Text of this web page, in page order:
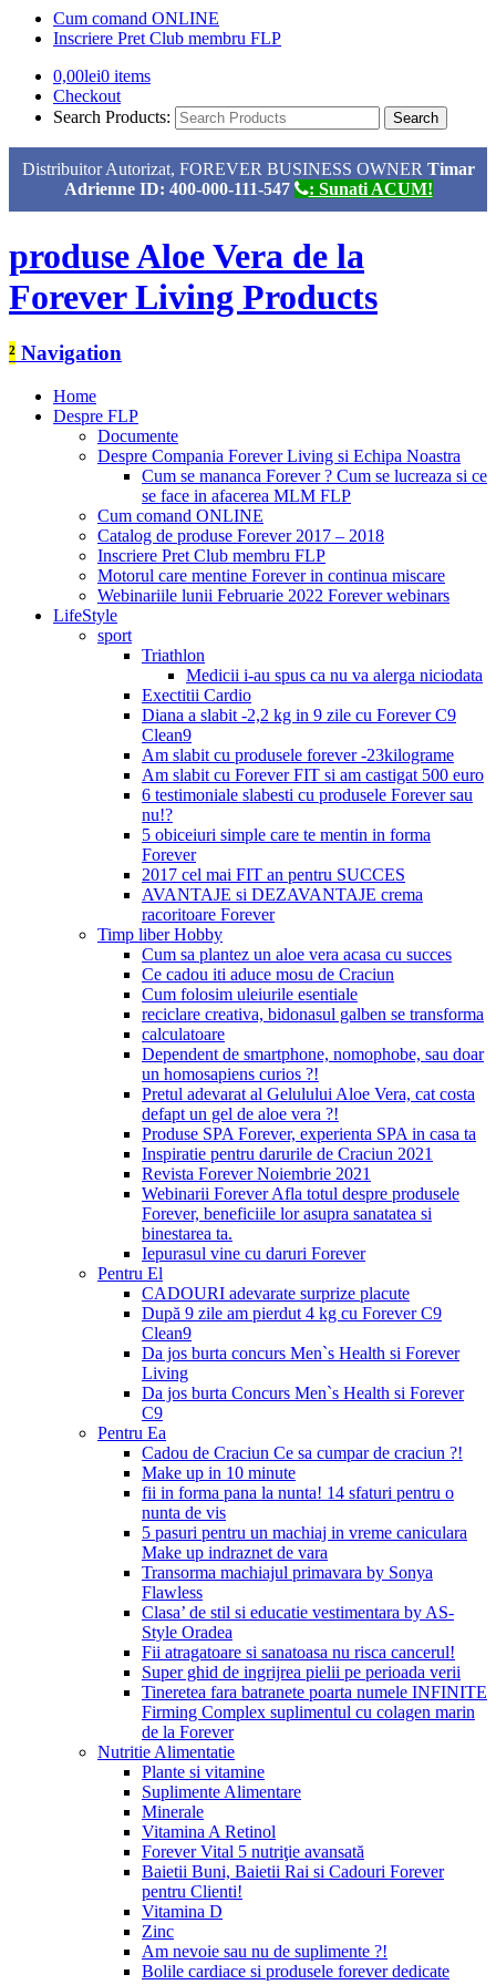
Cum comand ONLINE
Inscriere Pret Club membru FLP
0,00lei0 items
Checkout
Search Products:
Distribuitor Autorizat, FOREVER BUSINESS OWNER Timar
Adrienne ID: 400-000-111-547
: Sunati ACUM!
produse Aloe Vera de la
Forever Living Products
² Navigation
Home
Despre FLP
Documente
Despre Compania Forever Living si Echipa Noastra
Cum se mananca Forever ? Cum se lucreaza si ce
se face in afacerea MLM FLP
Cum comand ONLINE
Catalog de produse Forever 2017 – 2018
Inscriere Pret Club membru FLP
Motorul care mentine Forever in continua miscare
Webinariile lunii Februarie 2022 Forever webinars
LifeStyle
sport
Triathlon
Medicii i-au spus ca nu va alerga niciodata
Exectitii Cardio
Diana a slabit -2,2 kg in 9 zile cu Forever C9
Clean9
Am slabit cu produsele forever -23kilograme
Am slabit cu Forever FIT si am castigat 500 euro
6 testimoniale slabesti cu produsele Forever sau
nu!?
5 obiceiuri simple care te mentin in forma
Forever
2017 cel mai FIT an pentru SUCCES
AVANTAJE si DEZAVANTAJE crema
racoritoare Forever
Timp liber Hobby
Cum sa plantez un aloe vera acasa cu succes
Ce cadou iti aduce mosu de Craciun
Cum folosim uleiurile esentiale
reciclare creativa, bidonasul galben se transforma
calculatoare
Dependent de smartphone, nomophobe, sau doar
un homosapiens curios ?!
Pretul adevarat al Gelulului Aloe Vera, cat costa
defapt un gel de aloe vera ?!
Produse SPA Forever, experienta SPA in casa ta
Inspiratie pentru darurile de Craciun 2021
Revista Forever Noiembrie 2021
Webinarii Forever Afla totul despre produsele
Forever, beneficiile lor asupra sanatatea si
binestarea ta.
Iepurasul vine cu daruri Forever
Pentru El
CADOURI adevarate surprize placute
După 9 zile am pierdut 4 kg cu Forever C9
Clean9
Da jos burta concurs Men`s Health si Forever
Living
Da jos burta Concurs Men`s Health si Forever
C9
Pentru Ea
Cadou de Craciun Ce sa cumpar de craciun ?!
Make up in 10 minute
fii in forma pana la nunta! 14 sfaturi pentru o
nunta de vis
5 pasuri pentru un machiaj in vreme caniculara
Make up indraznet de vara
Transorma machiajul primavara by Sonya
Flawless
Clasa’ de stil si educatie vestimentara by AS-
Style Oradea
Fii atragatoare si sanatoasa nu risca cancerul!
Super ghid de ingrijrea pielii pe perioada verii
Tineretea fara batranete poarta numele INFINITE
Firming Complex suplimentul cu colagen marin
de la Forever
Nutritie Alimentatie
Plante si vitamine
Suplimente Alimentare
Minerale
Vitamina A Retinol
Forever Vital 5 nutriţie avansată
Baietii Buni, Baietii Rai si Cadouri Forever
pentru Clienti!
Vitamina D
Zinc
Am nevoie sau nu de suplimente ?!
Bolile cardiace si produsele forever dedicate